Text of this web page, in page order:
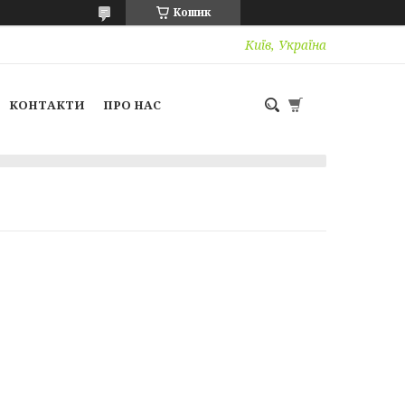
Кошик
Київ, Україна
КОНТАКТИ ПРО НАС